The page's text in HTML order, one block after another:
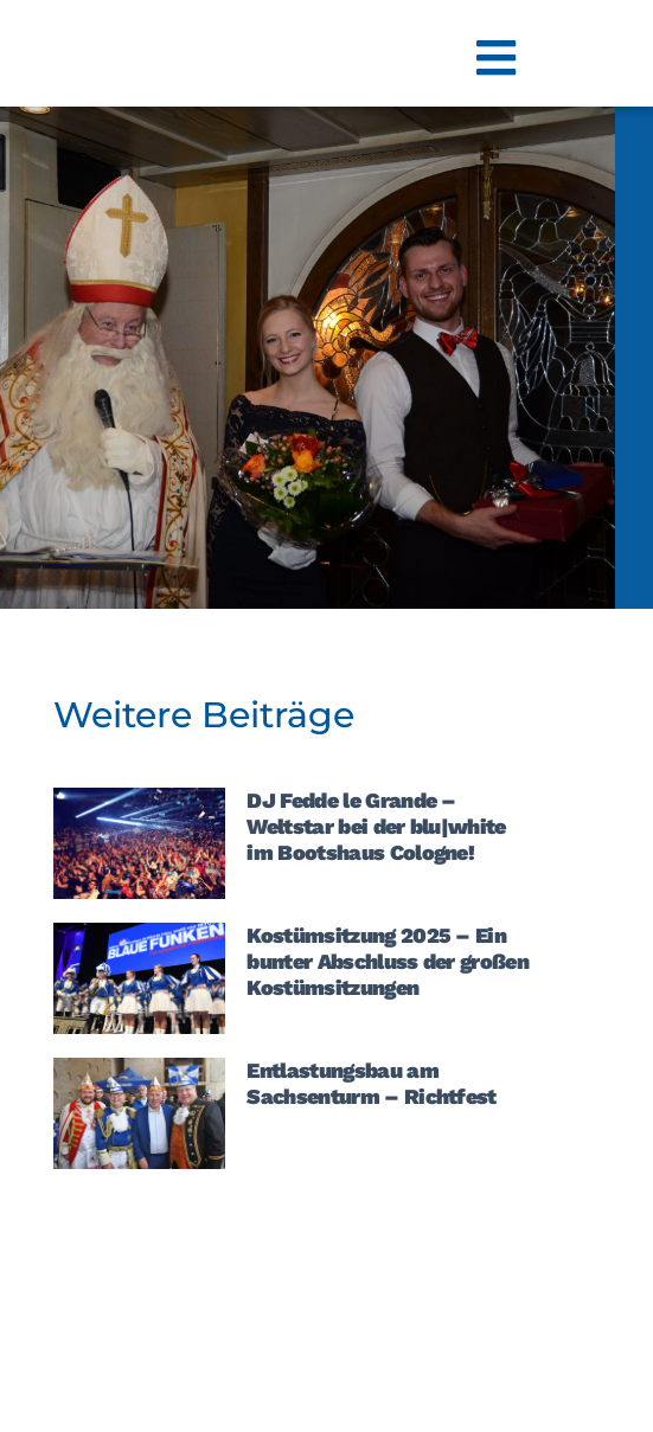
Weitere Beiträge
DJ Fedde le Grande –
Weltstar bei der blu|white
im Bootshaus Cologne!
Kostümsitzung 2025 – Ein
bunter Abschluss der großen
Kostümsitzungen
Entlastungsbau am
Sachsenturm – Richtfest